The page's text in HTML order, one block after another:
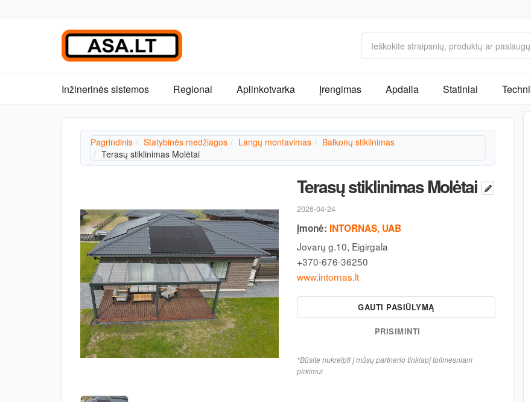
Inžinerinės sistemos Regionai Aplinkotvarka Įrengimas Apdaila Statiniai
Pagrindinis Statybinės medžiagos Langų montavimas
Balkonų stiklinimas
Terasų stiklinimas Molėtai
Terasų stiklinimas Molėtai
2026-04-24
Įmonė: INTORNAS, UAB
Jovarų g.10, Eigirgala
+370-676-36250
www.intornas.lt
GAUTI PASIŪLYMĄ
PRISIMINTI
*Būsite nukreipti į mūsų partnerio tinklapį tolimesniam
pirkimui